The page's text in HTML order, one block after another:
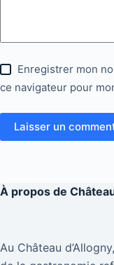
Enregistrer mon
ce navigateur pour
Laisser un
À propos de
Au Château